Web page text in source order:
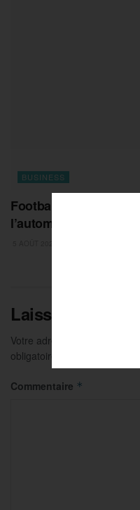
BUSINESS
Football : le PSG
l’automobile
Laisser un
Votre adresse e-mail ne sera
obligatoires sont indiqués
Commentaire *